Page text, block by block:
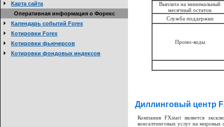
Карта сайта
Оперативная информация о Форекс
Календарь событий Forex
Котировки Forex
Котировки фьючерсов
Котировки фондовых индексов
Выплата на минимальный
месячный остаток
Служба поддержки
Промо-коды
Диллинговый центр
Компания FXstart является
консалтинговых услуг на